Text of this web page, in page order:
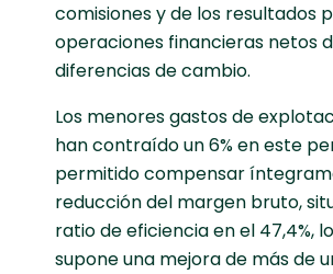
comisiones y de los resultados
operaciones financieras netos
diferencias de cambio.
Los menores gastos de
han contraído un 6% en este
permitido compensar
reducción del margen bruto,
ratio de eficiencia en el 47,4%,
supone una mejora de más de